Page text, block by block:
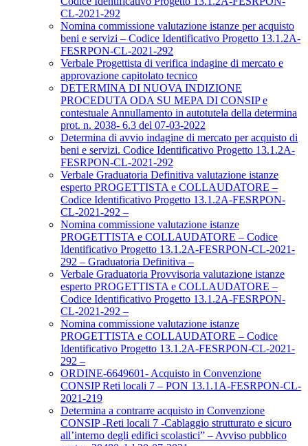
CL-2021-292
Nomina commissione valutazione istanze per acquisto
beni e servizi – Codice Identificativo Progetto 13.1.2A-
FESRPON-CL-2021-292
Verbale Progettista di verifica indagine di mercato e
approvazione capitolato tecnico
DETERMINA DI NUOVA INDIZIONE
PROCEDUTA ODA SU MEPA DI CONSIP e
contestuale Annullamento in autotutela della determina
prot. n. 2038- 6.3 del 07-03-2022
Determina di avvio indagine di mercato per acquisto di
beni e servizi. Codice Identificativo Progetto 13.1.2A-
FESRPON-CL-2021-292
Verbale Graduatoria Definitiva valutazione istanze
esperto PROGETTISTA e COLLAUDATORE –
Codice Identificativo Progetto 13.1.2A-FESRPON-
CL-2021-292 –
Nomina commissione valutazione istanze
PROGETTISTA e COLLAUDATORE – Codice
Identificativo Progetto 13.1.2A-FESRPON-CL-2021-
292 – Graduatoria Definitiva –
Verbale Graduatoria Provvisoria valutazione istanze
esperto PROGETTISTA e COLLAUDATORE –
Codice Identificativo Progetto 13.1.2A-FESRPON-
CL-2021-292 –
Nomina commissione valutazione istanze
PROGETTISTA e COLLAUDATORE – Codice
Identificativo Progetto 13.1.2A-FESRPON-CL-2021-
292 –
ORDINE-6649601- Acquisto in Convenzione
CONSIP Reti locali 7 – PON 13.1.1A-FESRPON-CL-
2021-219
Determina a contrarre acquisto in Convenzione
CONSIP -Reti locali 7 -Cablaggio strutturato e sicuro
all’interno degli edifici scolastici” – Avviso pubblico